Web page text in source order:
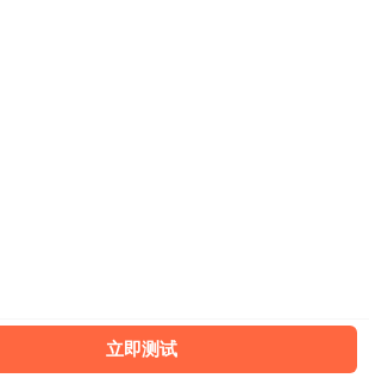
立即测试